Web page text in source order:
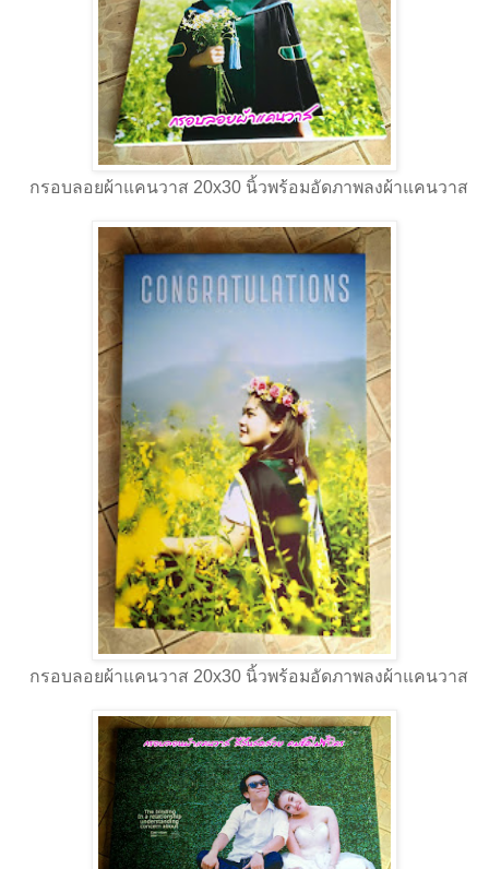
กรอบลอยผ้าแคนวาส 20x30 นิ้วพร้อมอัดภาพลงผ้าแคนวาส
กรอบลอยผ้าแคนวาส 20x30 นิ้วพร้อมอัดภาพลงผ้าแคนวาส